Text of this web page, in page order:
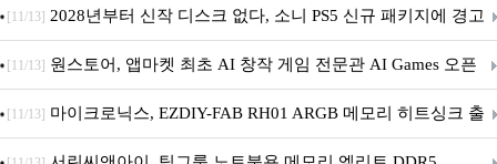
개막... 22일간 진행
[11/13] 2028년부터 신작 디스크 없다, 소니 PS5 신규 패키지에 경고
문 추가
[11/13] 원스토어, 앱마켓 최초 AI 창작 게임 전문관 AI Games 오픈
[11/13] 마이크로닉스, EZDIY-FAB RH01 ARGB 메모리 히트싱크 출